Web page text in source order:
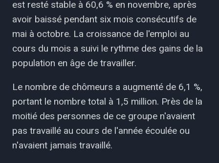
est resté stable à 60,6 % en novembre, après
avoir baissé pendant six mois consécutifs de
mai à octobre. La croissance de l'emploi au
cours du mois a suivi le rythme des gains de la
population en âge de travailler.
Le nombre de chômeurs a augmenté de 6,1 %,
portant le nombre total à 1,5 million. Près de la
moitié des personnes de ce groupe n'avaient
pas travaillé au cours de l'année écoulée ou
n'avaient jamais travaillé.